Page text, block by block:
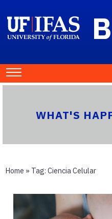
WHAT'S
Home » Tag: Ciencia Celular